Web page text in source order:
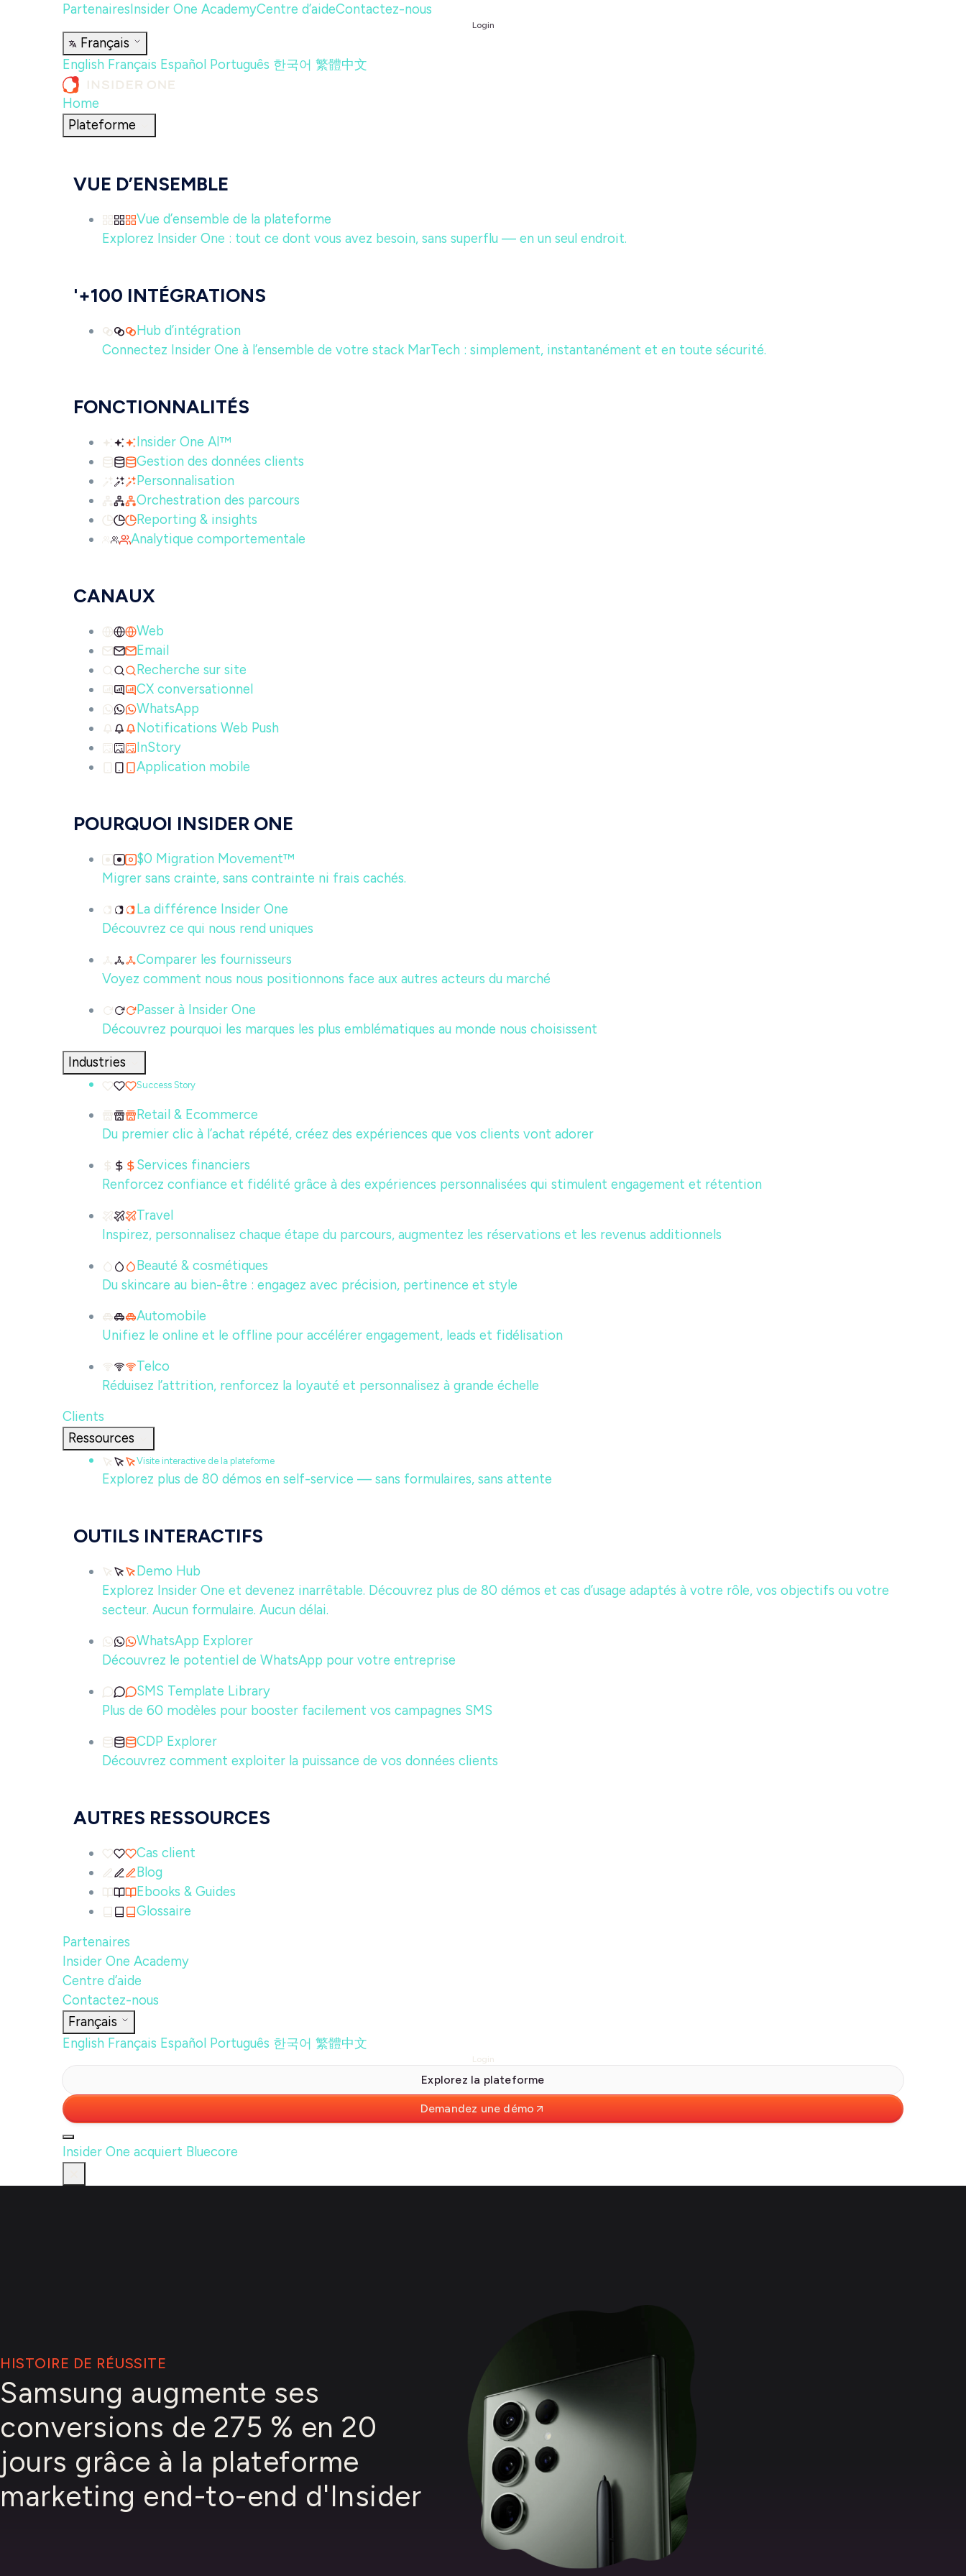
Partenaires Insider One AcademyCentre d’aideContactez-nous
Login
Français
English Français Español Português 한국어 繁體中文
Home
Plateforme
VUE D’ENSEMBLE
Vue d’ensemble de la plateforme
Explorez Insider One : tout ce dont vous avez besoin, sans superflu — en un seul endroit.
'+100 INTÉGRATIONS
Hub d’intégration
Connectez Insider One à l’ensemble de votre stack MarTech : simplement, instantanément et en toute sécurité.
FONCTIONNALITÉS
Insider One AI™
Gestion des données clients
Personnalisation
Orchestration des parcours
Reporting & insights
Analytique comportementale
CANAUX
Web
Email
Recherche sur site
CX conversationnel
WhatsApp
Notifications Web Push
InStory
Application mobile
POURQUOI INSIDER ONE
$0 Migration Movement™
Migrer sans crainte, sans contrainte ni frais cachés.
La différence Insider One
Découvrez ce qui nous rend uniques
Comparer les fournisseurs
Voyez comment nous nous positionnons face aux autres acteurs du marché
Passer à Insider One
Découvrez pourquoi les marques les plus emblématiques au monde nous choisissent
Industries
Success Story
Retail & Ecommerce
Du premier clic à l’achat répété, créez des expériences que vos clients vont adorer
Services financiers
Renforcez confiance et fidélité grâce à des expériences personnalisées qui stimulent engagement et rétention
Travel
Inspirez, personnalisez chaque étape du parcours, augmentez les réservations et les revenus additionnels
Beauté & cosmétiques
Du skincare au bien-être : engagez avec précision, pertinence et style
Automobile
Unifiez le online et le offline pour accélérer engagement, leads et fidélisation
Telco
Réduisez l’attrition, renforcez la loyauté et personnalisez à grande échelle
Clients
Ressources
Visite interactive de la plateforme
Explorez plus de 80 démos en self-service — sans formulaires, sans attente
OUTILS INTERACTIFS
Demo Hub
Explorez Insider One et devenez inarrêtable. Découvrez plus de 80 démos et cas d’usage adaptés à votre rôle, vos objectifs ou votre
secteur. Aucun formulaire. Aucun délai.
WhatsApp Explorer
Découvrez le potentiel de WhatsApp pour votre entreprise
SMS Template Library
Plus de 60 modèles pour booster facilement vos campagnes SMS
CDP Explorer
Découvrez comment exploiter la puissance de vos données clients
AUTRES RESSOURCES
Cas client
Blog
Ebooks & Guides
Glossaire
Partenaires
Insider One Academy
Centre d’aide
Contactez-nous
Français
English Français Español Português 한국어 繁體中文
Login
Explorez la plateforme
Demandez une démo
Insider One acquiert Bluecore
HISTOIRE DE RÉUSSITE
Samsung augmente ses
conversions de 275 % en 20
jours grâce à la plateforme
marketing end-to-end d'Insider